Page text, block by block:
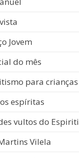
Jovem
do mês
para crianças
espíritas
vultos do
Vilela